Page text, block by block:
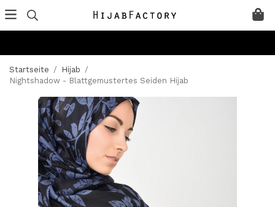
Startseite / Hijab /
Nightshadow - Blattgemustertes Seiden Hijab